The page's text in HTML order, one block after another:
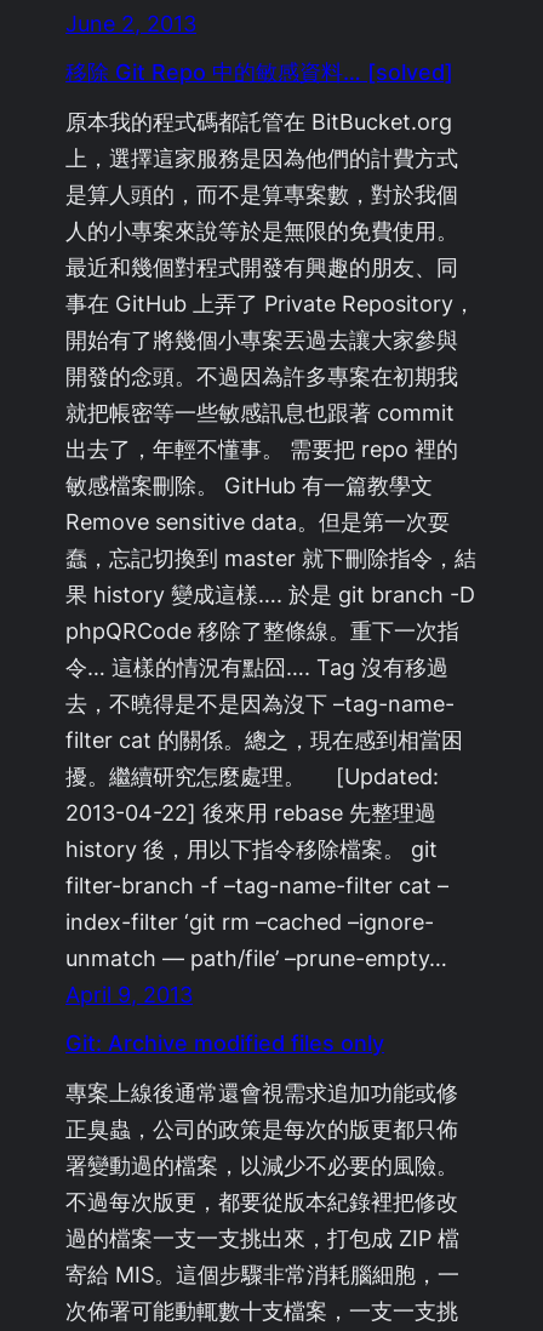
June 2, 2013
移除 Git Repo 中的敏感資料… [solved]
原本我的程式碼都託管在 BitBucket.org
上，選擇這家服務是因為他們的計費方式
是算人頭的，而不是算專案數，對於我個
人的小專案來說等於是無限的免費使用。
最近和幾個對程式開發有興趣的朋友、同
事在 GitHub 上弄了 Private Repository，
開始有了將幾個小專案丟過去讓大家參與
開發的念頭。不過因為許多專案在初期我
就把帳密等一些敏感訊息也跟著 commit
出去了，年輕不懂事。 需要把 repo 裡的
敏感檔案刪除。 GitHub 有一篇教學文
Remove sensitive data。但是第一次耍
蠢，忘記切換到 master 就下刪除指令，結
果 history 變成這樣…. 於是 git branch -D
phpQRCode 移除了整條線。重下一次指
令… 這樣的情況有點囧…. Tag 沒有移過
去，不曉得是不是因為沒下 –tag-name-
filter cat 的關係。總之，現在感到相當困
擾。繼續研究怎麼處理。 [Updated:
2013-04-22] 後來用 rebase 先整理過
history 後，用以下指令移除檔案。 git
filter-branch -f –tag-name-filter cat –
index-filter ‘git rm –cached –ignore-
unmatch — path/file’ –prune-empty…
April 9, 2013
Git: Archive modified files only
專案上線後通常還會視需求追加功能或修
正臭蟲，公司的政策是每次的版更都只佈
署變動過的檔案，以減少不必要的風險。
不過每次版更，都要從版本紀錄裡把修改
過的檔案一支一支挑出來，打包成 ZIP 檔
寄給 MIS。這個步驟非常消耗腦細胞，一
次佈署可能動輒數十支檔案，一支一支挑